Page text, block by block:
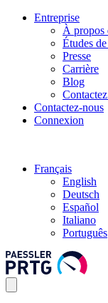
Entreprise
À propos
Études
Presse
Carrière
Blog
Contactez-nous
Connexion
Français
English
Deutsch
Español
Italiano
Português